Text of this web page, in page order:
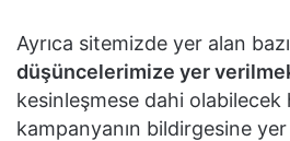
Ayrıca sitemizde yer alan
düşüncelerimize yer
kesinleşmese dahi
kampanyanın bildirgesine